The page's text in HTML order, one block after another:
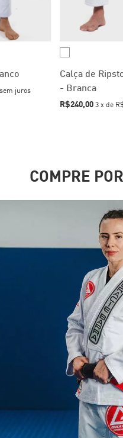
sem juros
Calça de
- Branca
R$240,00 3 x de
COMPRE